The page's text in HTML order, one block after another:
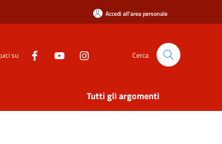
Accedi all'area personale
su Cerca
Tutti gli argomenti